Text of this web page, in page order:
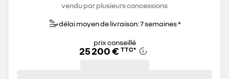
vendu par plusieurs concessions
délai moyen de livraison: 7 semaines *
prix conseillé
25 200 € TTC*